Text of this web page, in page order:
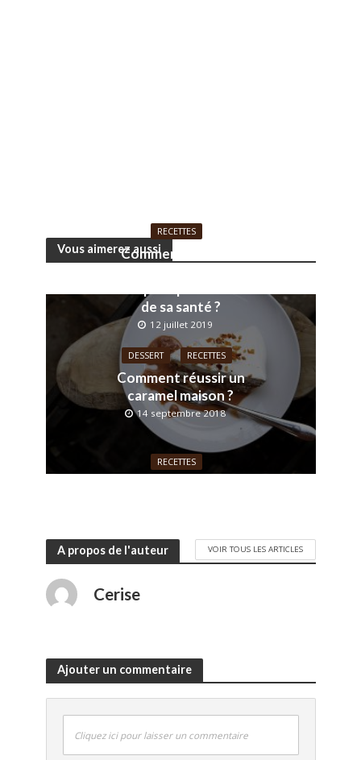
Vous aimerez aussi
RECETTES
Comment faire ses
de sa santé ?
12 juillet 2019
DESSERT RECETTES
Comment réussir un
caramel maison ?
14 septembre 2018
RECETTES
A propos de l'auteur VOIR TOUS LES ARTICLES
Cerise
Ajouter un commentaire
Cliquez ici pour laisser un commentaire